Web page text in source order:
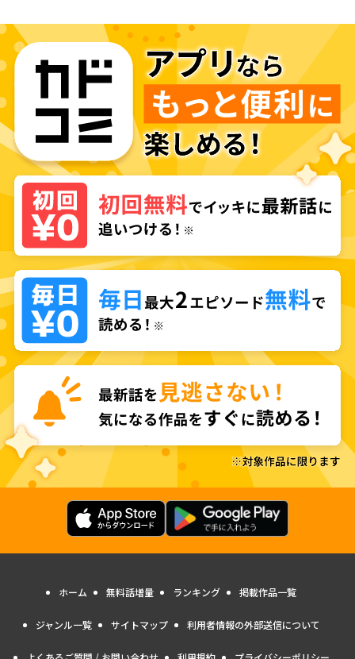
ホーム 無料話増量 ランキング 掲載作品一覧
ジャンル一覧 サイトマップ 利用者情報の外部送信について